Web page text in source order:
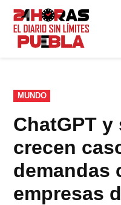
Saltar
contenido
PUBLICADO
EN
MUNDO
ChatGPT
crecen
demandas
empresas